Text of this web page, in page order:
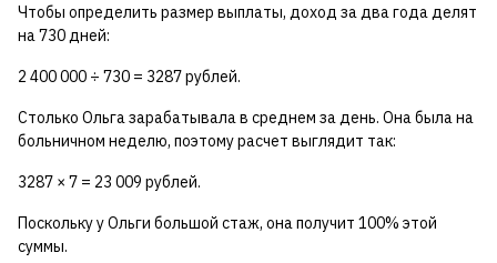
Чтобы определить размер выплаты, доход за два года делят
на 730 дней:
2 400 000 ÷ 730 = 3287 рублей.
Столько Ольга зарабатывала в среднем за день. Она была на
больничном неделю, поэтому расчет выглядит так:
3287 × 7 = 23 009 рублей.
Поскольку у Ольги большой стаж, она получит 100% этой
суммы.